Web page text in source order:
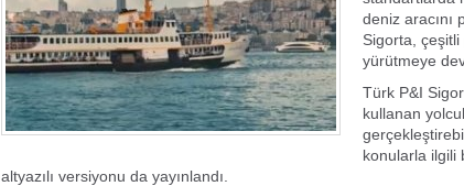
deniz aracını
Sigorta, çeşitli
yürütmeye
Türk P&I
kullanan
konularla ilgili
altyazılı versiyonu da yayınlandı.